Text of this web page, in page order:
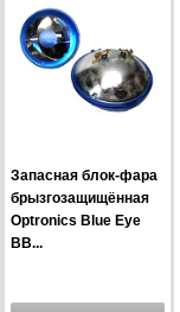
Запасная блок-фара
брызгозащищённая
Optronics Blue Eye
BB...